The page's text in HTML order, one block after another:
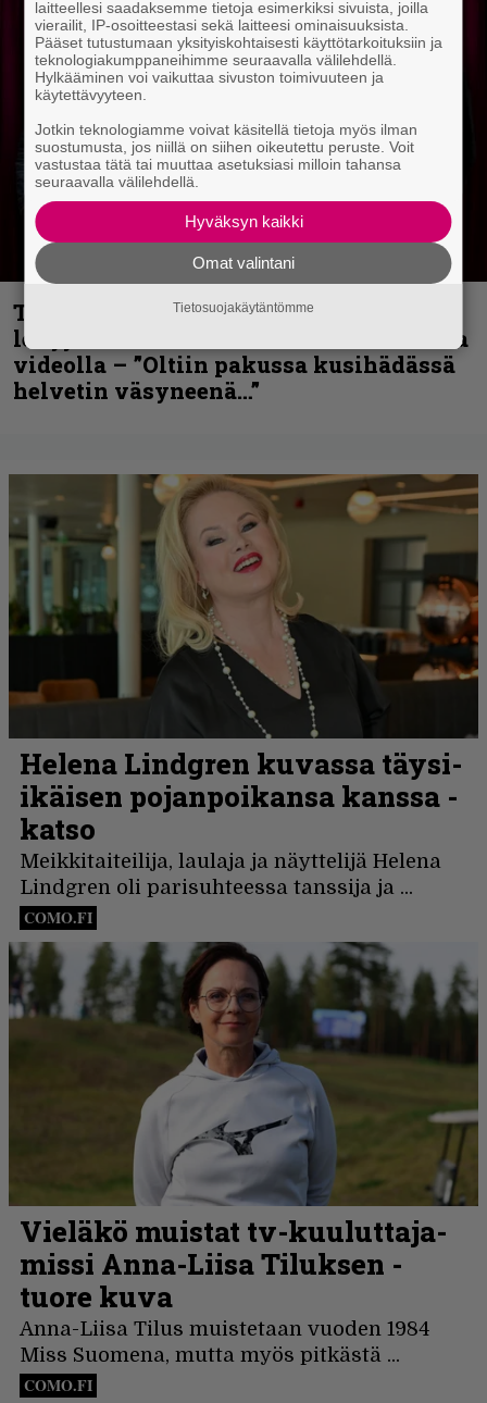
Thrash ’n’ roll -yhtye Madred ryydittää
levyjulkaisua keikkareissulla kuvatulla
videolla – ”Oltiin pakussa kusihädässä
helvetin väsyneenä…”
laitteellesi saadaksemme tietoja esimerkiksi sivuista, joilla
vierailit, IP-osoitteestasi sekä laitteesi ominaisuuksista.
Pääset tutustumaan yksityiskohtaisesti käyttötarkoituksiin ja
teknologiakumppaneihimme seuraavalla välilehdellä.
Hylkääminen voi vaikuttaa sivuston toimivuuteen ja
käytettävyyteen.
Jotkin teknologiamme voivat käsitellä tietoja myös ilman
suostumusta, jos niillä on siihen oikeutettu peruste. Voit
vastustaa tätä tai muuttaa asetuksiasi milloin tahansa
seuraavalla välilehdellä.
Hyväksyn kaikki
Omat valintani
Tietosuojakäytäntömme